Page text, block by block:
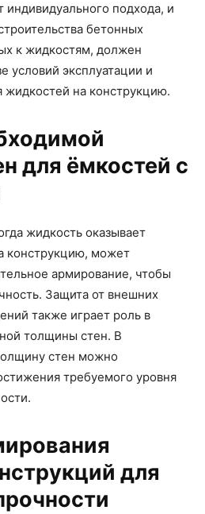
подхода, и
бетонных
к жидкостям, должен
условий эксплуатации и
жидкостей на конструкцию.
для ёмкостей с
жидкость оказывает
конструкцию, может
армирование, чтобы
Защита от внешних
также играет роль в
толщины стен. В
стен можно
требуемого уровня
для